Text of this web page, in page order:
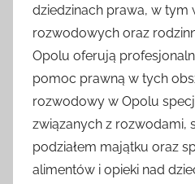
dziedzinach prawa, w tym
rozwodowych oraz
Opolu oferują
pomoc prawną w tych
rozwodowy w Opolu
związanych z rozwodami,
podziałem majątku oraz
alimentów i opieki nad